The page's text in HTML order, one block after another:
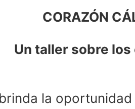
CORAZÓN
Un taller sobre
la